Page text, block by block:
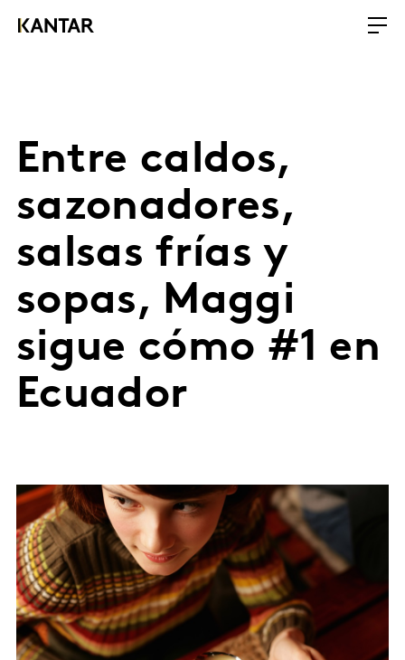
Entre caldos,
sazonadores,
salsas frías y
sopas, Maggi
sigue cómo #1 en
Ecuador